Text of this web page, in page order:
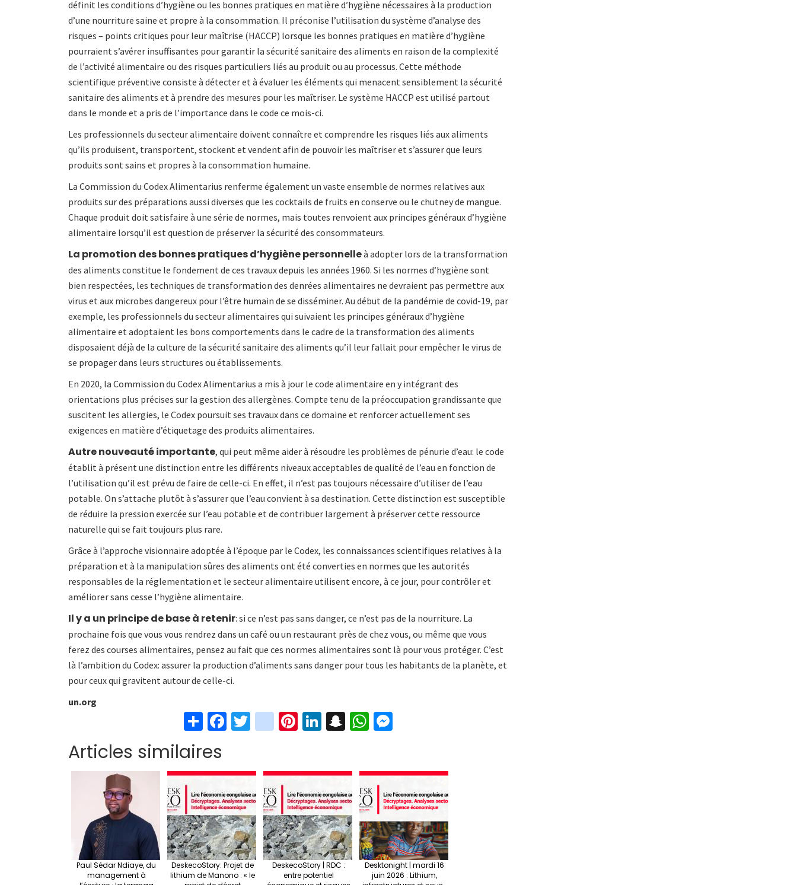
définit les conditions d’hygiène ou les bonnes pratiques en matière d’hygiène nécessaires à la production
d’une nourriture saine et propre à la consommation. Il préconise l’utilisation du système d’analyse des
risques – points critiques pour leur maîtrise (HACCP) lorsque les bonnes pratiques en matière d’hygiène
pourraient s’avérer insuffisantes pour garantir la sécurité sanitaire des aliments en raison de la complexité
de l’activité alimentaire ou des risques particuliers liés au produit ou au processus. Cette méthode
scientifique préventive consiste à détecter et à évaluer les éléments qui menacent sensiblement la sécurité
sanitaire des aliments et à prendre des mesures pour les maîtriser. Le système HACCP est utilisé partout
dans le monde et a pris de l’importance dans le code ce mois-ci.
Les professionnels du secteur alimentaire doivent connaître et comprendre les risques liés aux aliments
qu’ils produisent, transportent, stockent et vendent afin de pouvoir les maîtriser et s’assurer que leurs
produits sont sains et propres à la consommation humaine.
La Commission du Codex Alimentarius renferme également un vaste ensemble de normes relatives aux
produits sur des préparations aussi diverses que les cocktails de fruits en conserve ou le chutney de mangue.
Chaque produit doit satisfaire à une série de normes, mais toutes renvoient aux principes généraux d’hygiène
alimentaire lorsqu’il est question de préserver la sécurité des consommateurs.
La promotion des bonnes pratiques d’hygiène personnelleà adopter lors de la transformation
des aliments constitue le fondement de ces travaux depuis les années 1960. Si les normes d’hygiène sont
bien respectées, les techniques de transformation des denrées alimentaires ne devraient pas permettre aux
virus et aux microbes dangereux pour l’être humain de se disséminer. Au début de la pandémie de covid-19, par
exemple, les professionnels du secteur alimentaires qui suivaient les principes généraux d’hygiène
alimentaire et adoptaient les bons comportements dans le cadre de la transformation des aliments
disposaient déjà de la culture de la sécurité sanitaire des aliments qu’il leur fallait pour empêcher le virus de
se propager dans leurs structures ou établissements.
En 2020, la Commission du Codex Alimentarius a mis à jour le code alimentaire en y intégrant des
orientations plus précises sur la gestion des allergènes. Compte tenu de la préoccupation grandissante que
suscitent les allergies, le Codex poursuit ses travaux dans ce domaine et renforcer actuellement ses
exigences en matière d’étiquetage des produits alimentaires.
Autre nouveauté importante, qui peut même aider à résoudre les problèmes de pénurie d’eau: le code
établit à présent une distinction entre les différents niveaux acceptables de qualité de l’eau en fonction de
l’utilisation qu’il est prévu de faire de celle-ci. En effet, il n’est pas toujours nécessaire d’utiliser de l’eau
potable. On s’attache plutôt à s’assurer que l’eau convient à sa destination. Cette distinction est susceptible
de réduire la pression exercée sur l’eau potable et de contribuer largement à préserver cette ressource
naturelle qui se fait toujours plus rare.
Grâce à l’approche visionnaire adoptée à l’époque par le Codex, les connaissances scientifiques relatives à la
préparation et à la manipulation sûres des aliments ont été converties en normes que les autorités
responsables de la réglementation et le secteur alimentaire utilisent encore, à ce jour, pour contrôler et
améliorer sans cesse l’hygiène alimentaire.
Il y a un principe de base à retenir: si ce n’est pas sans danger, ce n’est pas de la nourriture. La
prochaine fois que vous vous rendrez dans un café ou un restaurant près de chez vous, ou même que vous
ferez des courses alimentaires, pensez au fait que ces normes alimentaires sont là pour vous protéger. C’est
là l’ambition du Codex: assurer la production d’aliments sans danger pour tous les habitants de la planète, et
pour ceux qui gravitent autour de celle-ci.
un.org
S
h
ar
e
Fa
ce
o
o
k
T
wi
er
in
st
ra
m
Pi
nt
es
t
Li
n
dI
n
S
n
pc
h
at
W
h
sA
p
p
n
ge
r
Articles similaires
Paul Sédar Ndiaye, du
management à
DeskecoStory: Projet de
lithium de Manono : « le
DeskecoStory | RDC :
entre potentiel
Desktonight | mardi 16
juin 2026 : Lithium,